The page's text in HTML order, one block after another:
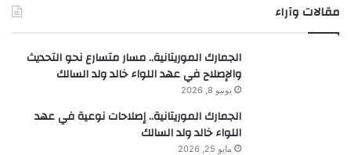
مقالات وآراء
الجمارك الموريتانية.. مسار متسارع نحو التحديث
والإصلاح في عهد اللواء خالد ولد السالك
يونيو 8, 2026
الجمارك الموريتانية.. إصلاحات نوعية في عهد
اللواء خالد ولد السالك
مايو 25, 2026